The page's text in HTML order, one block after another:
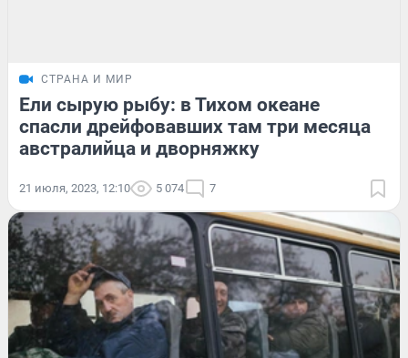
СТРАНА И МИР
Ели сырую рыбу: в Тихом океане
спасли дрейфовавших там три месяца
австралийца и дворняжку
21 июля, 2023, 12:10 5 074 7